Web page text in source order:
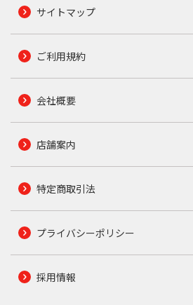
サイトマップ
ご利用規約
会社概要
店舗案内
特定商取引法
プライバシーポリシー
採用情報